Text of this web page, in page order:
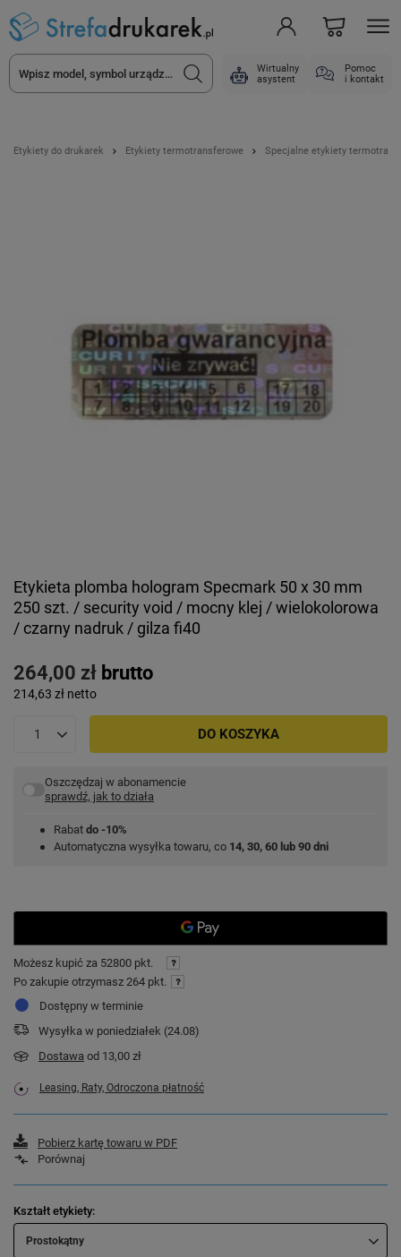
Wirtualny
asystent
Pomoc
i kontakt
Etykiety do drukarek Etykiety termotransferowe Specjalne etykiety
Etykieta plomba hologram Specmark 50 x 30 mm
250 szt. / security void / mocny klej / wielokolorowa
/ czarny nadruk / gilza fi40
264,00 zł brutto
214,63 zł netto
DO KOSZYKA
Oszczędzaj w abonamencie
sprawdź, jak to działa
Rabat do -10%
Automatyczna wysyłka towaru, co 14, 30, 60 lub 90 dni
Możesz kupić za 52800 pkt.
Po zakupie otrzymasz 264 pkt.
Dostępny w terminie
Wysyłka w poniedziałek (24.08)
Dostawa od 13,00 zł
Leasing, Raty, Odroczona płatność
Pobierz kartę towaru w PDF
Porównaj
Kształt etykiety
Prostokątny